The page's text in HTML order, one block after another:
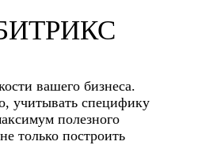
вашего бизнеса.
учитывать специфику
полезного
только построить